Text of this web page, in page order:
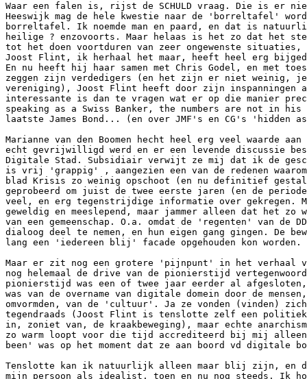
Waar een falen is, rijst de SCHULD vraag. Die is er
Heeswijk mag de hele kwestie naar de 'borreltafel'
borreltafel. Ik noemde man en paard, en dat is
heilige ? enzovoorts. Maar helaas is het zo dat het
tot het doen voortduren van zeer ongewenste
Joost Flint, ik herhaal het maar, heeft heel erg
En nu heeft hij haar samen met Chris Godel, en met
zeggen zijn verdedigers (en het zijn er niet weinig, je
vereniging), Joost Flint heeft door zijn inspanningen
interessante is dan te vragen wat er op die manier
speaking as a Swiss Banker, the numbers are not in
laatste James Bond... (en over JMF's en CG's 'hidden
Marianne van den Boomen hecht heel erg veel waarde
echt gevrijwilligd werd en er een levende discussie
Digitale Stad. Subsidiair verwijt ze mij dat ik de
is vrij 'grappig' , aangezien een van de redenen
blad Krisis zo weinig opschoot (en nu definitief
geprobeerd om juist de twee eerste jaren (en de
veel, en erg tegenstrijdige informatie over gekregen.
geweldig en meeslepend, maar jammer alleen dat het
van een gemeenschap. O.a. omdat de 'regenten' van de
dialoog deel te nemen, en hun eigen gang gingen. De
lang een 'iedereen blij' facade opgehouden kon worden.
Maar er zit nog een grotere 'pijnpunt' in het verhaal
nog helemaal de drive van de pionierstijd
pionierstijd was een of twee jaar eerder al
was van de overname van digitale domein door de
omvormden, van de 'cultuur'. Ja ze vonden
tegendraads (Joost Flint is tenslotte zelf een
in, zoniet van, de kraakbeweging), maar echte
zo warm loopt voor die tijd accrediteerd bij mij
been' was op het moment dat ze aan boord vd digitale
Tenslotte kan ik natuurlijk alleen maar blij zijn, en
mijn persoon als idealist, toen en nu nog steeds. Ik